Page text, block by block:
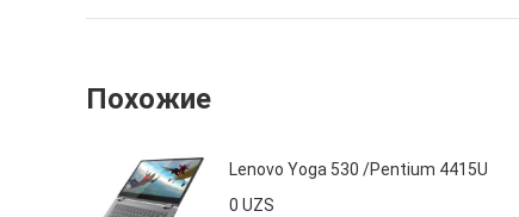
Похожие
Lenovo Yoga 530 /Pentium 4415U
0 UZS